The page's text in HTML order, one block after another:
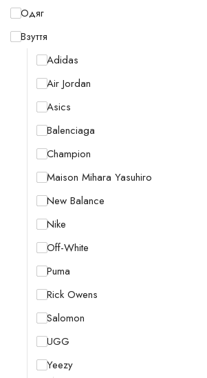
Одяг
Взуття
Adidas
Air Jordan
Asics
Balenciaga
Champion
Maison Mihara Yasuhiro
New Balance
Nike
Off-White
Puma
Rick Owens
Salomon
UGG
Yeezy